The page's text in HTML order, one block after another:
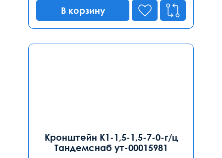
В корзину
Кронштейн К1-1,5-1,5-7-0-г/ц
Тандемснаб ут-00015981